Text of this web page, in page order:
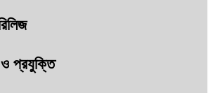
ও প্রযুক্তি